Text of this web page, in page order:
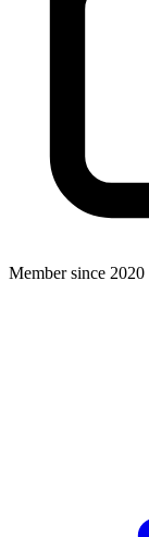
Member since 2020